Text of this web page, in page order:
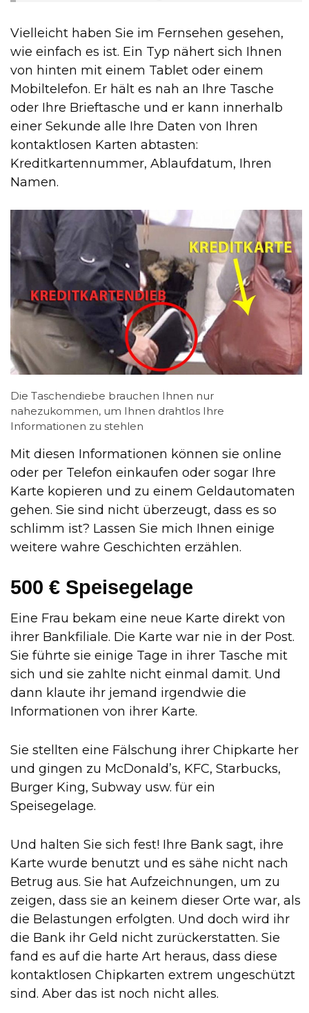
Vielleicht haben Sie im Fernsehen gesehen,
wie einfach es ist. Ein Typ nähert sich Ihnen
von hinten mit einem Tablet oder einem
Mobiltelefon. Er hält es nah an Ihre Tasche
oder Ihre Brieftasche und er kann innerhalb
einer Sekunde alle Ihre Daten von Ihren
kontaktlosen Karten abtasten:
Kreditkartennummer, Ablaufdatum, Ihren
Namen.
Die Taschendiebe brauchen Ihnen nur
nahezukommen, um Ihnen drahtlos Ihre
Informationen zu stehlen
Mit diesen Informationen können sie online
oder per Telefon einkaufen oder sogar Ihre
Karte kopieren und zu einem Geldautomaten
gehen. Sie sind nicht überzeugt, dass es so
schlimm ist? Lassen Sie mich Ihnen einige
weitere wahre Geschichten erzählen.
500 € Speisegelage
Eine Frau bekam eine neue Karte direkt von
ihrer Bankfiliale. Die Karte war nie in der Post.
Sie führte sie einige Tage in ihrer Tasche mit
sich und sie zahlte nicht einmal damit. Und
dann klaute ihr jemand irgendwie die
Informationen von ihrer Karte.
Sie stellten eine Fälschung ihrer Chipkarte her
und gingen zu McDonald’s, KFC, Starbucks,
Burger King, Subway usw. für ein
Speisegelage.
Und halten Sie sich fest! Ihre Bank sagt, ihre
Karte wurde benutzt und es sähe nicht nach
Betrug aus. Sie hat Aufzeichnungen, um zu
zeigen, dass sie an keinem dieser Orte war, als
die Belastungen erfolgten. Und doch wird ihr
die Bank ihr Geld nicht zurückerstatten. Sie
fand es auf die harte Art heraus, dass diese
kontaktlosen Chipkarten extrem ungeschützt
sind. Aber das ist noch nicht alles.